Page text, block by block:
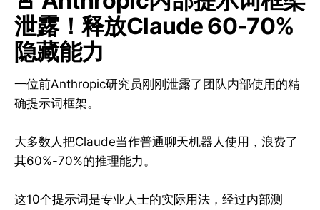
泄露！释放Claude 60-70%
隐藏能力
一位前Anthropic研究员刚刚泄露了团队内部使用的精
确提示词框架。
大多数人把Claude当作普通聊天机器人使用，浪费了
其60%-70%的推理能力。
这10个提示词是专业人士的实际用法，经过内部测